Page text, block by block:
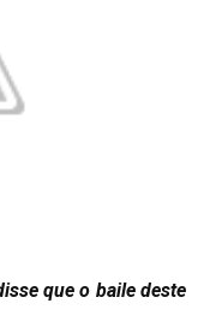
que o baile deste